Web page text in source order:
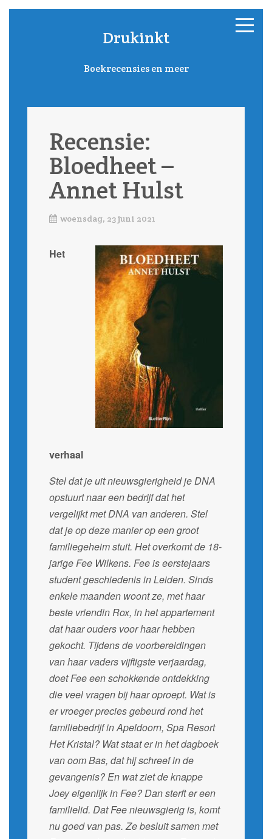
Drukinkt
Boekrecensies en meer
Recensie:
Bloedheet –
Annet Hulst
woensdag, 23 juni 2021
Het
verhaal
Stel dat je uit nieuwsgierigheid je DNA
opstuurt naar een bedrijf dat het
vergelijkt met DNA van anderen. Stel
dat je op deze manier op een groot
familiegeheim stuit. Het overkomt de 18-
jarige Fee Wilkens. Fee is eerstejaars
student geschiedenis in Leiden. Sinds
enkele maanden woont ze, met haar
beste vriendin Rox, in het appartement
dat haar ouders voor haar hebben
gekocht. Tijdens de voorbereidingen
van haar vaders vijftigste verjaardag,
doet Fee een schokkende ontdekking
die veel vragen bij haar oproept. Wat is
er vroeger precies gebeurd rond het
familiebedrijf in Apeldoorn, Spa Resort
Het Kristal? Wat staat er in het dagboek
van oom Bas, dat hij schreef in de
gevangenis? En wat ziet de knappe
Joey eigenlijk in Fee? Dan sterft er een
familielid. Dat Fee nieuwsgierig is, komt
nu goed van pas. Ze besluit samen met